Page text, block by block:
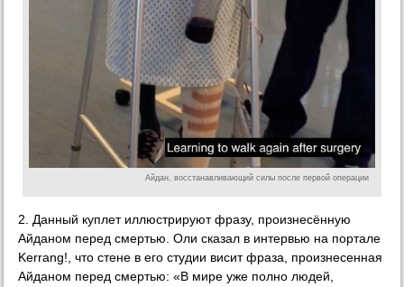
Айдан, восстанавливающий силы после первой операции
2. Данный куплет иллюстрируют фразу, произнесённую
Айданом перед смертью. Оли сказал в интервью на портале
Kerrang!, что стене в его студии висит фраза, произнесенная
Айданом перед смертью: «В мире уже полно людей,